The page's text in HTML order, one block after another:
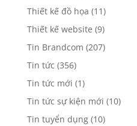
Thiết kế đồ họa (11)
Thiết kế website (9)
Tin Brandcom (207)
Tin tức (356)
Tin tức mới (1)
Tin tức sự kiện mới (10)
Tin tuyển dụng(10)